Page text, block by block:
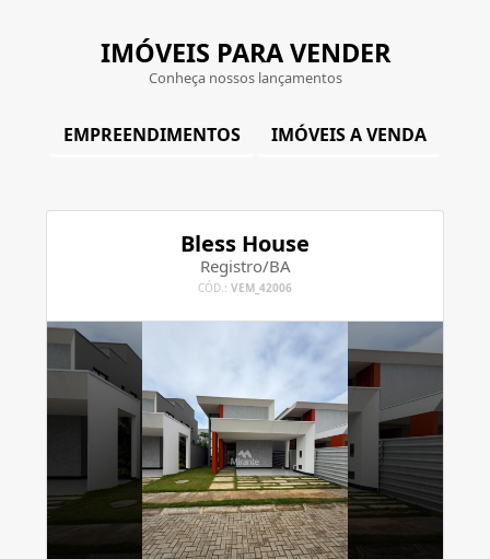
IMÓVEIS PARA VENDER
Conheça nossos lançamentos
EMPREENDIMENTOS IMÓVEIS A VENDA
Bless House
Registro/BA
CÓD.: VEM_42006